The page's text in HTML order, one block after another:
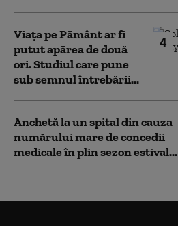
4
Viața pe Pământ ar fi
putut apărea de două
ori. Studiul care pune
sub semnul întrebării...
Anchetă la un spital din cauza
numărului mare de concedii
medicale în plin sezon estival...